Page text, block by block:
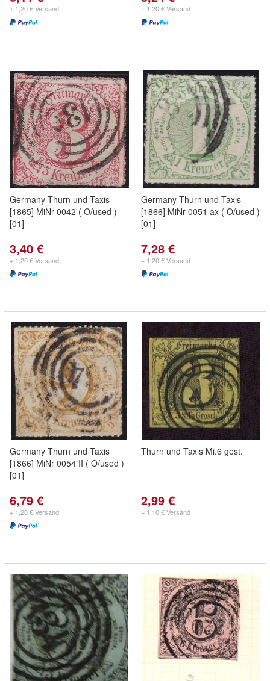
+ 1,20 € Versand + 1,20 € Versand
Germany Thurn und Taxis
[1865] MiNr 0042 ( O/used )
[01]
3,40 €
+ 1,20 € Versand
Germany Thurn und Taxis
[1866] MiNr 0051 ax ( O/used )
[01]
7,28 €
+ 1,20 € Versand
Germany Thurn und Taxis
[1866] MiNr 0054 II ( O/used )
[01]
6,79 €
+ 1,20 € Versand
Thurn und Taxis Mi.6 gest.
2,99 €
+ 1,10 € Versand